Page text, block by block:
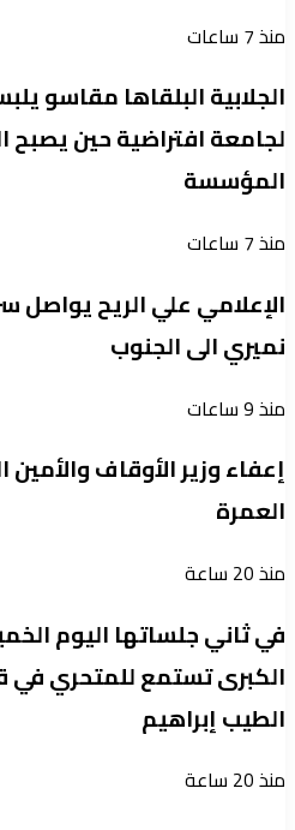
منذ 7 ساعات
الجلابية البلقاها مقاسو
لجامعة افتراضية حين
المؤسسة
منذ 7 ساعات
الإعلامي علي الريح يواصل
نميري الى الجنوب
منذ 9 ساعات
إعفاء وزير الأوقاف
العمرة
منذ 20 ساعة
في ثاني جلساتها اليوم
الكبرى تستمع للمتحري
الطيب إبراهيم
منذ 20 ساعة